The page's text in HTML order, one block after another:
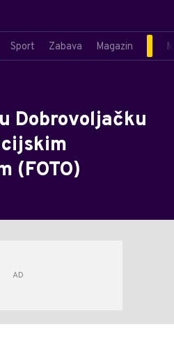
Sport Zabava Magazin
Dobrovoljačku
(FOTO)